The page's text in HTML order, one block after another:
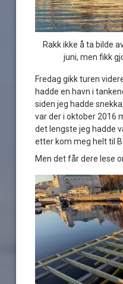
Rakk ikke å ta bilde
juni, men fikk
Fredag gikk turen
hadde en havn i
siden jeg hadde
var der i oktober 2016
det lengste jeg hadde
etter kom meg helt til
Men det får dere lese